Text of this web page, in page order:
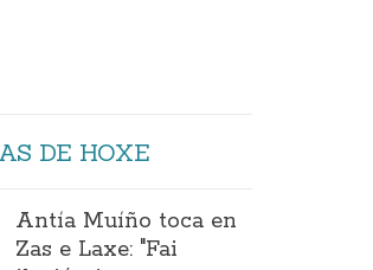
DE HOXE
Antía Muíño toca en
Zas e Laxe: "Fai